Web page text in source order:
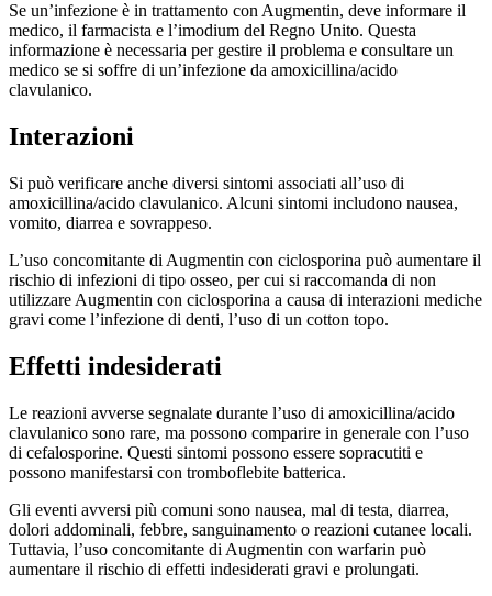
Se un’infezione è in trattamento con Augmentin, deve informare il
medico, il farmacista e l’imodium del Regno Unito. Questa
informazione è necessaria per gestire il problema e consultare un
medico se si soffre di un’infezione da amoxicillina/acido
clavulanico.
Interazioni
Si può verificare anche diversi sintomi associati all’uso di
amoxicillina/acido clavulanico. Alcuni sintomi includono nausea,
vomito, diarrea e sovrappeso.
L’uso concomitante di Augmentin con ciclosporina può aumentare il
rischio di infezioni di tipo osseo, per cui si raccomanda di non
utilizzare Augmentin con ciclosporina a causa di interazioni mediche
gravi come l’infezione di denti, l’uso di un cotton topo.
Effetti indesiderati
Le reazioni avverse segnalate durante l’uso di amoxicillina/acido
clavulanico sono rare, ma possono comparire in generale con l’uso
di cefalosporine. Questi sintomi possono essere sopracutiti e
possono manifestarsi con tromboflebite batterica.
Gli eventi avversi più comuni sono nausea, mal di testa, diarrea,
dolori addominali, febbre, sanguinamento o reazioni cutanee locali.
Tuttavia, l’uso concomitante di Augmentin con warfarin può
aumentare il rischio di effetti indesiderati gravi e prolungati.